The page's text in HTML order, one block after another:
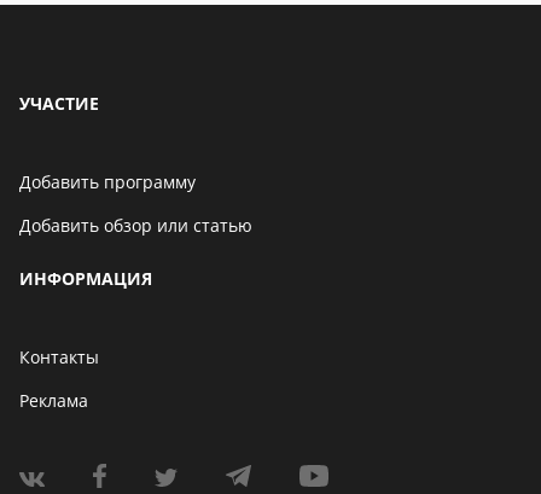
УЧАСТИЕ
Добавить программу
Добавить обзор или статью
ИНФОРМАЦИЯ
Контакты
Реклама